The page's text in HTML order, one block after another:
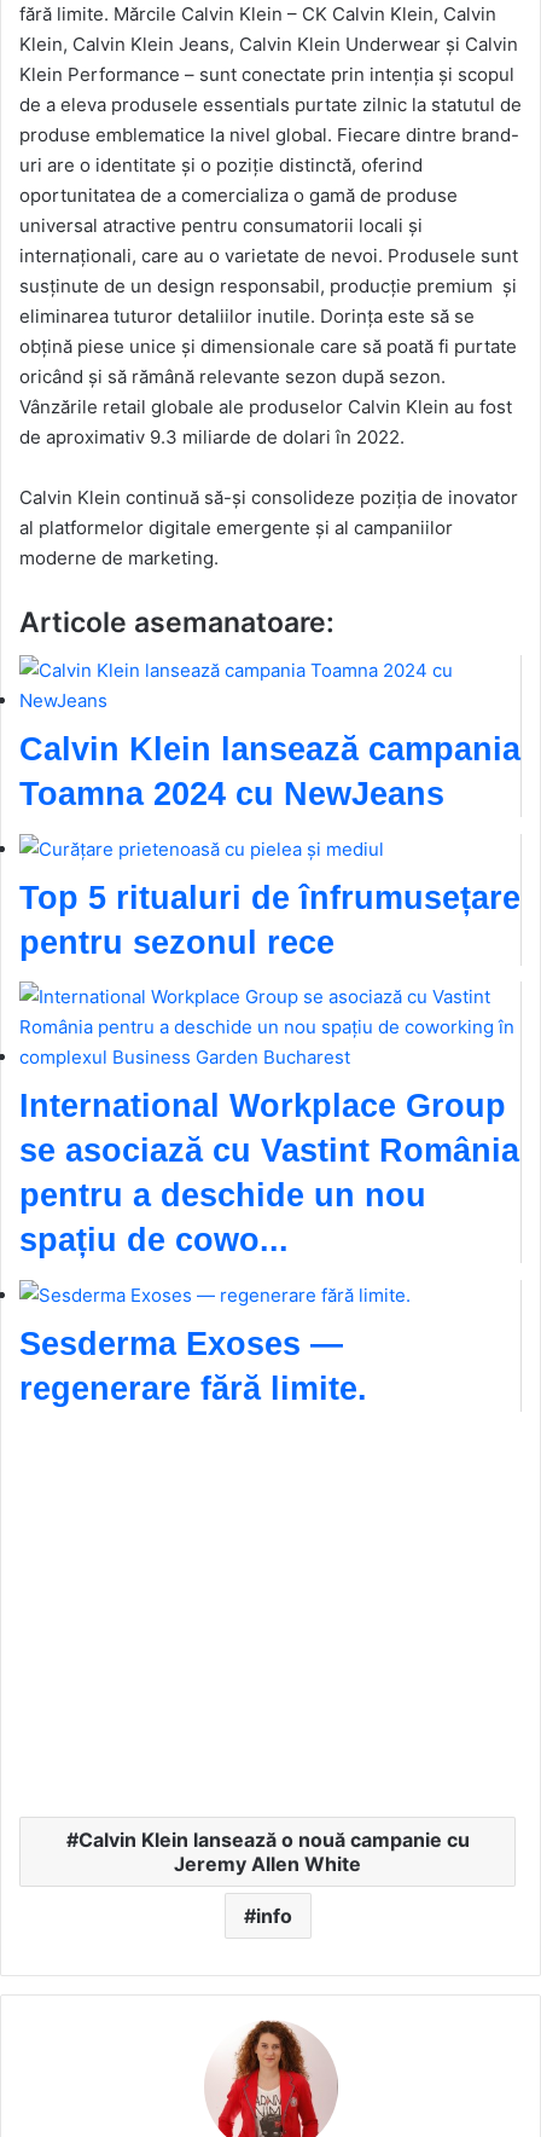
fără limite. Mărcile Calvin Klein – CK Calvin Klein, Calvin
Klein, Calvin Klein Jeans, Calvin Klein Underwear și Calvin
Klein Performance – sunt conectate prin intenția și scopul
de a eleva produsele essentials purtate zilnic la statutul de
produse emblematice la nivel global. Fiecare dintre brand-
uri are o identitate și o poziție distinctă, oferind
oportunitatea de a comercializa o gamă de produse
universal atractive pentru consumatorii locali și
internaționali, care au o varietate de nevoi. Produsele sunt
susținute de un design responsabil, producție premium și
eliminarea tuturor detaliilor inutile. Dorința este să se
obțină piese unice și dimensionale care să poată fi purtate
oricând și să rămână relevante sezon după sezon.
Vânzările retail globale ale produselor Calvin Klein au fost
de aproximativ 9.3 miliarde de dolari în 2022.
Calvin Klein continuă să-și consolideze poziția de inovator
al platformelor digitale emergente și al campaniilor
moderne de marketing.
Articole asemanatoare:
Calvin Klein lansează campania
Toamna 2024 cu NewJeans
Top 5 ritualuri de înfrumusețare
pentru sezonul rece
International Workplace Group
se asociază cu Vastint România
pentru a deschide un nou
spațiu de cowo...
Sesderma Exoses —
regenerare fără limite.
Calvin Klein lansează o nouă campanie cu
Jeremy Allen White
info